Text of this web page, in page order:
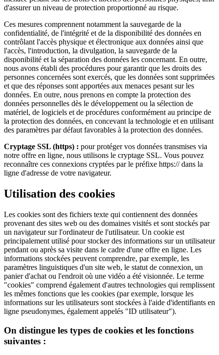
d'assurer un niveau de protection proportionné au risque.
Ces mesures comprennent notamment la sauvegarde de la
confidentialité, de l'intégrité et de la disponibilité des données en
contrôlant l'accès physique et électronique aux données ainsi que
l'accès, l'introduction, la divulgation, la sauvegarde de la
disponibilité et la séparation des données les concernant. En outre,
nous avons établi des procédures pour garantir que les droits des
personnes concernées sont exercés, que les données sont supprimées
et que des réponses sont apportées aux menaces pesant sur les
données. En outre, nous prenons en compte la protection des
données personnelles dès le développement ou la sélection de
matériel, de logiciels et de procédures conformément au principe de
la protection des données, en concevant la technologie et en utilisant
des paramètres par défaut favorables à la protection des données.
Cryptage SSL (https) : pour protéger vos données transmises via
notre offre en ligne, nous utilisons le cryptage SSL. Vous pouvez
reconnaître ces connexions cryptées par le préfixe https:// dans la
ligne d'adresse de votre navigateur.
Utilisation des cookies
Les cookies sont des fichiers texte qui contiennent des données
provenant des sites web ou des domaines visités et sont stockés par
un navigateur sur l'ordinateur de l'utilisateur. Un cookie est
principalement utilisé pour stocker des informations sur un utilisateur
pendant ou après sa visite dans le cadre d'une offre en ligne. Les
informations stockées peuvent comprendre, par exemple, les
paramètres linguistiques d'un site web, le statut de connexion, un
panier d'achat ou l'endroit où une vidéo a été visionnée. Le terme
"cookies" comprend également d'autres technologies qui remplissent
les mêmes fonctions que les cookies (par exemple, lorsque les
informations sur les utilisateurs sont stockées à l'aide d'identifiants en
ligne pseudonymes, également appelés "ID utilisateur").
On distingue les types de cookies et les fonctions
suivantes :